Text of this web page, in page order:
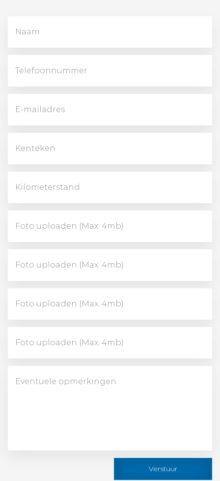
Foto uploaden (Max. 4mb)
Foto uploaden (Max. 4mb)
Foto uploaden (Max. 4mb)
Foto uploaden (Max. 4mb)
Verstuur